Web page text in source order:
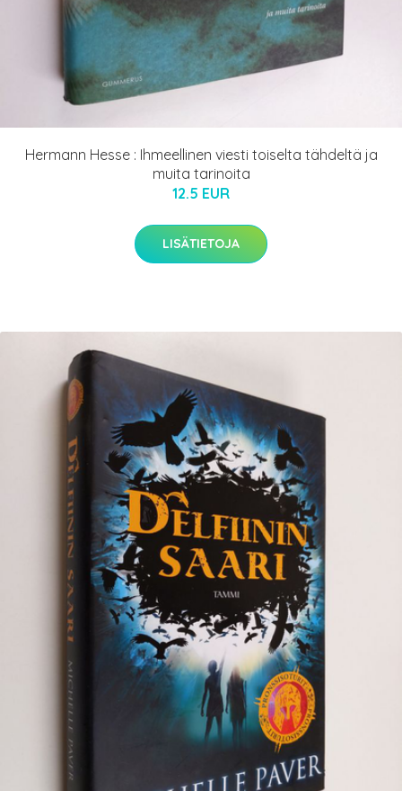
Hermann Hesse : Ihmeellinen viesti toiselta tähdeltä ja
muita tarinoita
12.5 EUR
LISÄTIETOJA